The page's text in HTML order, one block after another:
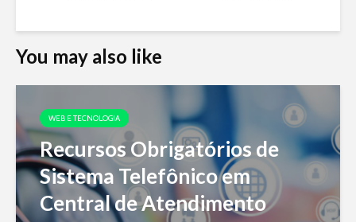
You may also like
WEB E TECNOLOGIA
Recursos Obrigatórios de
Sistema Telefônico em
Central de Atendimento